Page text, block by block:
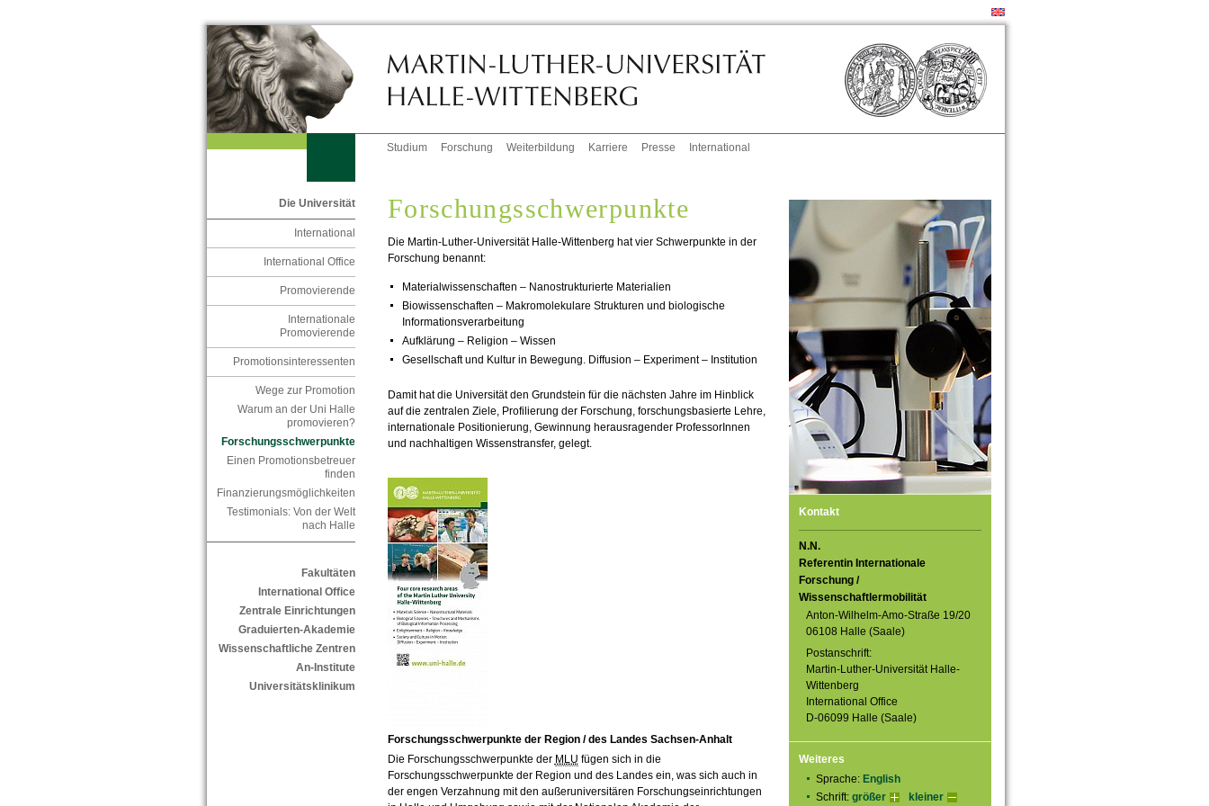
Studium Forschung Weiterbildung Karriere Presse International
Die Universität
International
International Office
Promovierende
Internationale
Promovierende
Promotionsinteressenten
Wege zur Promotion
Warum an der Uni Halle
promovieren?
Forschungsschwerpunkte
Einen Promotionsbetreuer
finden
Finanzierungsmöglichkeiten
Testimonials: Von der Welt
nach Halle
Fakultäten
International Office
Zentrale Einrichtungen
Graduierten-Akademie
Wissenschaftliche Zentren
An-Institute
Universitätsklinikum
Kontakt
N.N.
Referentin Internationale
Forschung /
Wissenschaftlermobilität
Anton-Wilhelm-Amo-Straße 19/20
06108 Halle (Saale)
Postanschrift:
Martin-Luther-Universität Halle-
Wittenberg
International Office
D-06099 Halle (Saale)
Weiteres
Sprache: English
Schrift: größer kleiner
Forschungsschwerpunkte
Die Martin-Luther-Universität Halle-Wittenberg hat vier Schwerpunkte in der
Forschung benannt:
Materialwissenschaften – Nanostrukturierte Materialien
Biowissenschaften – Makromolekulare Strukturen und biologische
Informationsverarbeitung
Aufklärung – Religion – Wissen
Gesellschaft und Kultur in Bewegung. Diffusion – Experiment – Institution
Damit hat die Universität den Grundstein für die nächsten Jahre im Hinblick
auf die zentralen Ziele, Profilierung der Forschung, forschungsbasierte Lehre,
internationale Positionierung, Gewinnung herausragender ProfessorInnen
und nachhaltigen Wissenstransfer, gelegt.
Forschungsschwerpunkte der Region / des Landes Sachsen-Anhalt
Die Forschungsschwerpunkte der MLU fügen sich in die
Forschungsschwerpunkte der Region und des Landes ein, was sich auch in
der engen Verzahnung mit den außeruniversitären Forschungseinrichtungen